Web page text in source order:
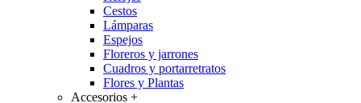
Cestos
Lámparas
Espejos
Floreros y jarrones
Cuadros y portarretratos
Flores y Plantas
Accesorios +